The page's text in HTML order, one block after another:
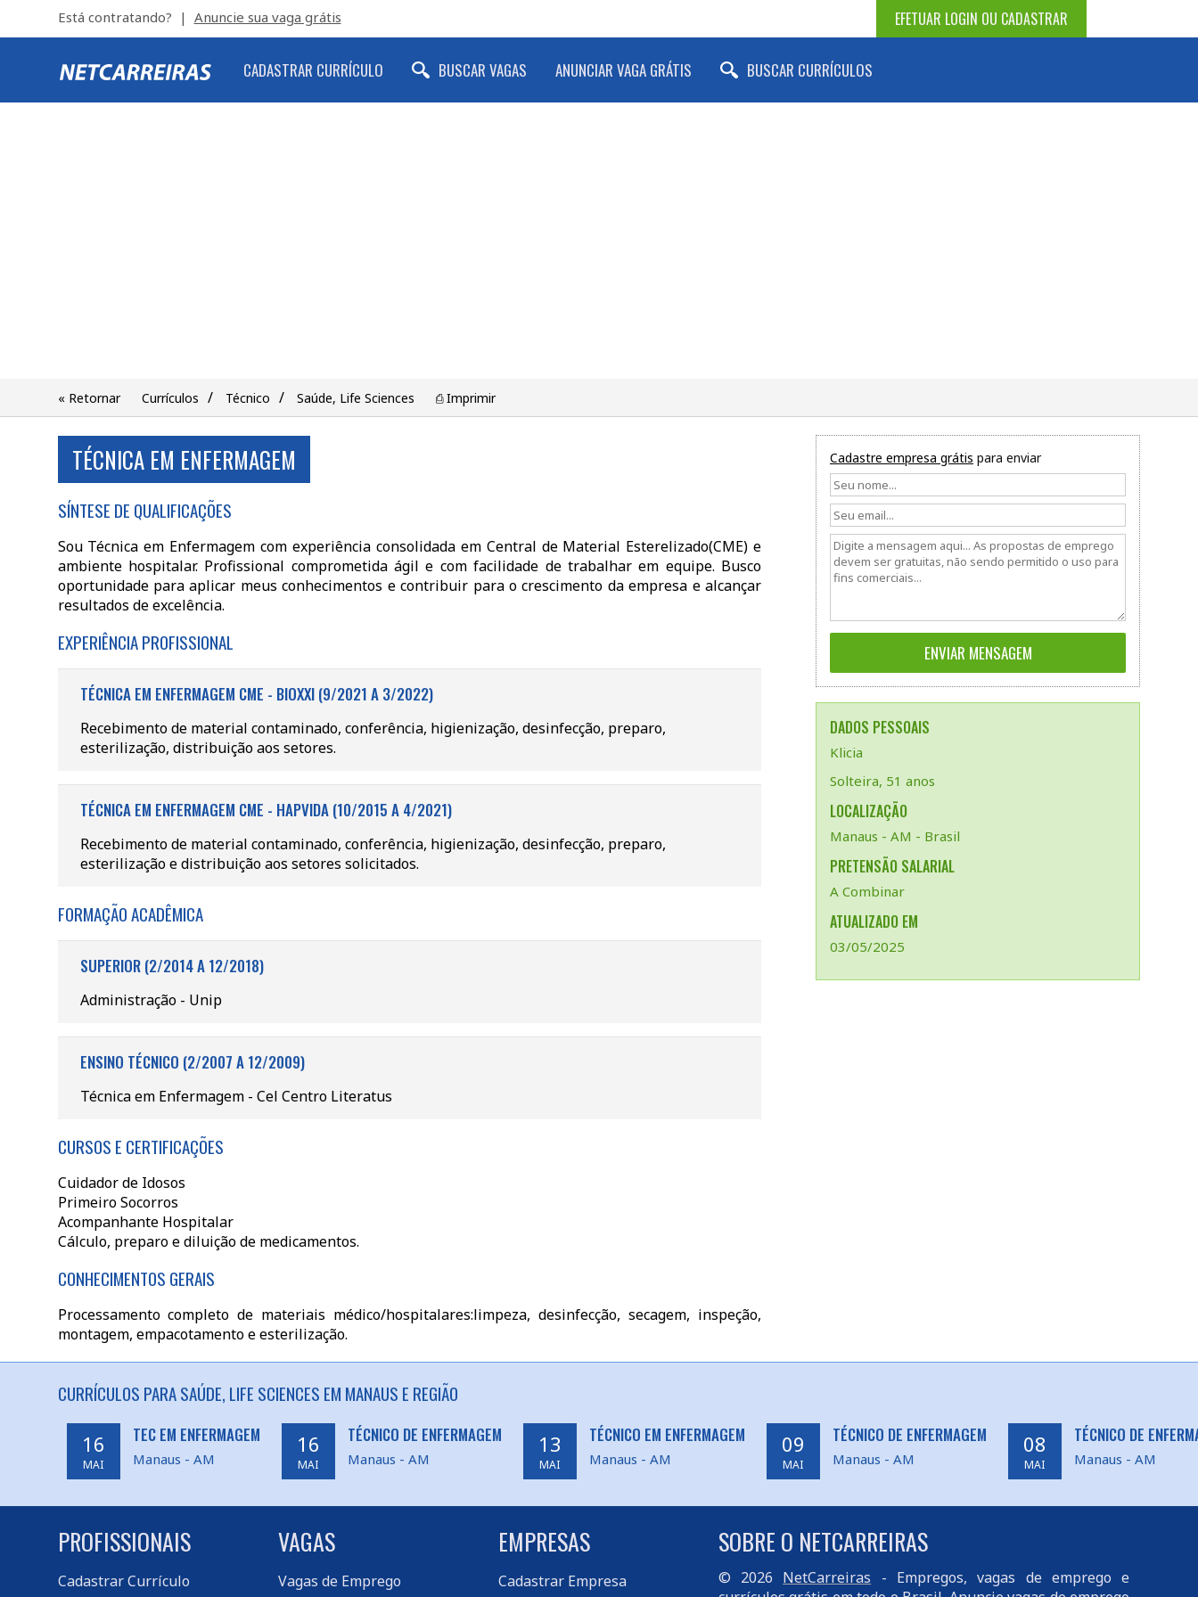
EFETUAR LOGIN OU CADASTRAR
Está contratando? | Anuncie sua vaga grátis
CADASTRAR CURRÍCULO BUSCAR VAGAS ANUNCIAR VAGA GRÁTIS BUSCAR CURRÍCULOS
« Retornar Currículos / Técnico / Saúde, Life Sciences ⎙ Imprimir
Cadastre empresa grátis para enviar
DADOS PESSOAIS
Klicia
Solteira, 51 anos
LOCALIZAÇÃO
Manaus - AM - Brasil
PRETENSÃO SALARIAL
A Combinar
ATUALIZADO EM
03/05/2025
TÉCNICA EM ENFERMAGEM
SÍNTESE DE QUALIFICAÇÕES
Sou Técnica em Enfermagem com experiência consolidada em Central de Material Esterelizado(CME) e
ambiente hospitalar. Profissional comprometida ágil e com facilidade de trabalhar em equipe. Busco
oportunidade para aplicar meus conhecimentos e contribuir para o crescimento da empresa e alcançar
resultados de excelência.
EXPERIÊNCIA PROFISSIONAL
TÉCNICA EM ENFERMAGEM CME - BIOXXI (9/2021 A 3/2022)
Recebimento de material contaminado, conferência, higienização, desinfecção, preparo,
esterilização, distribuição aos setores.
TÉCNICA EM ENFERMAGEM CME - HAPVIDA (10/2015 A 4/2021)
Recebimento de material contaminado, conferência, higienização, desinfecção, preparo,
esterilização e distribuição aos setores solicitados.
FORMAÇÃO ACADÊMICA
SUPERIOR (2/2014 A 12/2018)
Administração - Unip
ENSINO TÉCNICO (2/2007 A 12/2009)
Técnica em Enfermagem - Cel Centro Literatus
CURSOS E CERTIFICAÇÕES
Cuidador de Idosos
Primeiro Socorros
Acompanhante Hospitalar
Cálculo, preparo e diluição de medicamentos.
CONHECIMENTOS GERAIS
Processamento completo de materiais médico/hospitalares:limpeza, desinfecção, secagem, inspeção,
montagem, empacotamento e esterilização.
CURRÍCULOS PARA SAÚDE, LIFE SCIENCES EM MANAUS E REGIÃO
16
MAI
TEC EM ENFERMAGEM
Manaus - AM
16
MAI
TÉCNICO DE ENFERMAGEM
Manaus - AM
13
MAI
TÉCNICO EM ENFERMAGEM
Manaus - AM
09
MAI
TÉCNICO DE ENFERMAGEM
Manaus - AM
08
MAI
TÉCNICO DE
Manaus - AM
PROFISSIONAIS
Cadastrar Currículo
VAGAS
Vagas de Emprego
EMPRESAS
Cadastrar Empresa
SOBRE O NETCARREIRAS
© 2026 NetCarreiras - Empregos, vagas de emprego e